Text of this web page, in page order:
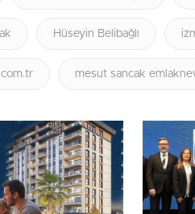
Hüseyin Belibağlı
mesut sancak